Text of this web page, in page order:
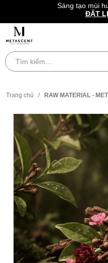
Sáng tạo mùi
ĐẶT
Trang chủ / RAW MATERIAL -